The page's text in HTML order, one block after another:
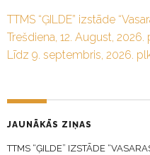
TTMS “ĢILDE” izstāde
Trešdiena, 12. August,
Līdz 9. septembris, 2026.
JAUNĀKĀS ZIŅAS
TTMS “ĢILDE” IZSTĀDE